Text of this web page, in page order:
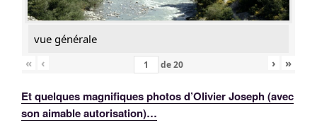
vue générale
«
‹ de20 › »
Et quelques magnifiques photos d’Olivier Joseph (avec
son aimable autorisation)…